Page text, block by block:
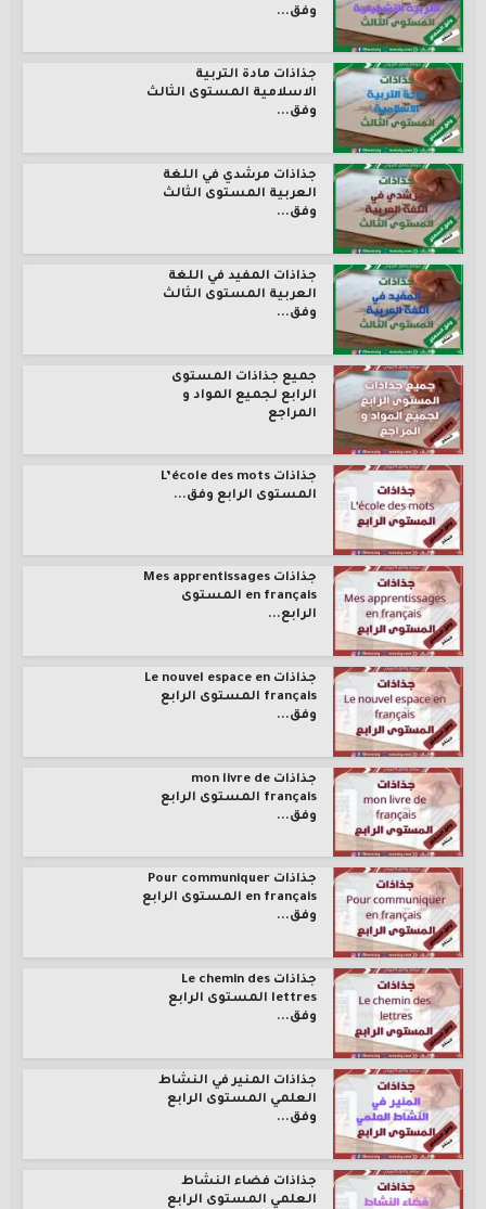
وفق...
جذاذات مادة التربية
الاسلامية المستوى الثالث
وفق...
جذاذات مرشدي في اللغة
العربية المستوى الثالث
وفق...
جذاذات المفيد في اللغة
العربية المستوى الثالث
وفق...
جميع جذاذات المستوى
الرابع لجميع المواد و
المراجع
جذاذات L’école des mots
المستوى الرابع وفق...
جذاذات Mes apprentissages
en français المستوى
الرابع...
جذاذات Le nouvel espace en
français المستوى الرابع
وفق...
جذاذات mon livre de
français المستوى الرابع
وفق...
جذاذات Pour communiquer
en français المستوى الرابع
وفق...
جذاذات Le chemin des
lettres المستوى الرابع
وفق...
جذاذات المنير في النشاط
العلمي المستوى الرابع
وفق...
جذاذات فضاء النشاط
العلمي المستوى الرابع